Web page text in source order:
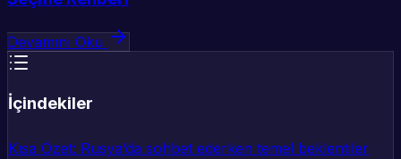
Devamını Oku
İçindekiler
Kısa Özet: Rusya’da sohbet ederken temel beklentiler